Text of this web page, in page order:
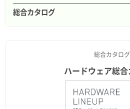
総合カタログ
総合カタログ
ハードウェア総